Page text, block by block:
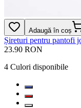
Adaugă în coș
Șireturi pentru pantofi
23.90 RON
4 Culori disponibile